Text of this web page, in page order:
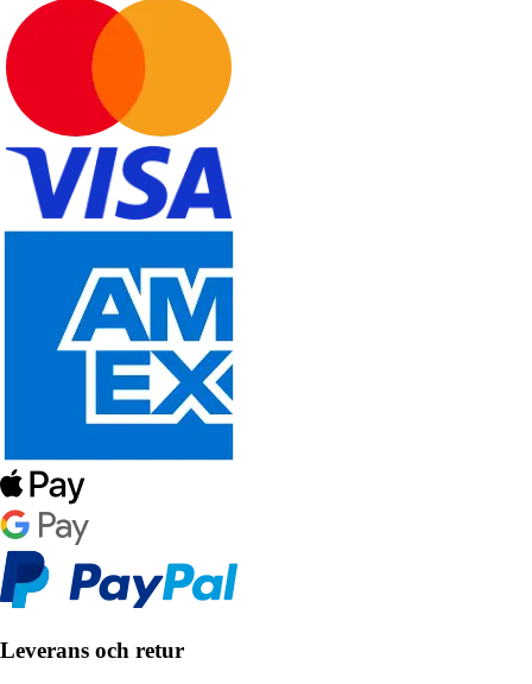
Leverans och retur